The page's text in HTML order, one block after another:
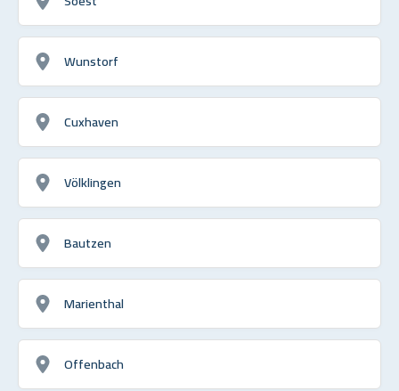
Wunstorf
Cuxhaven
Völklingen
Bautzen
Marienthal
Offenbach